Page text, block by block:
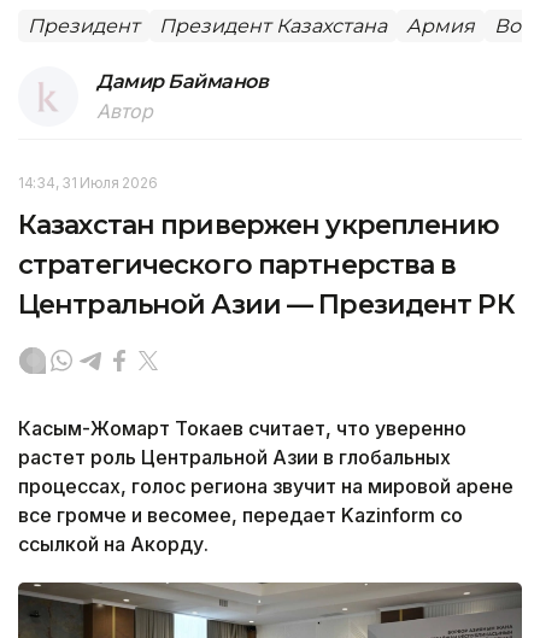
Президент Президент Казахстана Армия
Дамир Байманов
Автор
14:34, 31 Июля 2026
Казахстан привержен укреплению
стратегического партнерства в
Центральной Азии — Президент РК
Касым-Жомарт Токаев считает, что уверенно
растет роль Центральной Азии в глобальных
процессах, голос региона звучит на мировой арене
все громче и весомее, передает Kazinform со
ссылкой на Акорду.